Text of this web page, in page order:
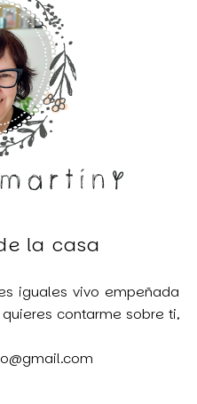
la casa
iguales vivo empeñada
contarme sobre ti,